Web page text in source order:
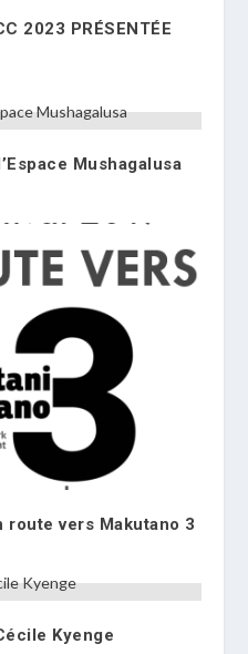
2023 PRÉSENTÉE
Mushagalusa
route vers Makutano 3
Kyenge